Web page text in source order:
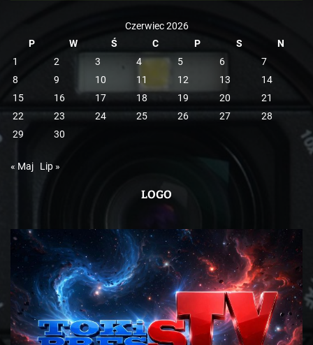
e
Czerwiec 2026
P
W Ś C P S
N
1
2 3 4 5 6
7
8
9 10 11 12 13
14
15
16 17 18 19 20
21
22
23 24 25 26 27
28
29
30
« Maj Lip »
LOGO